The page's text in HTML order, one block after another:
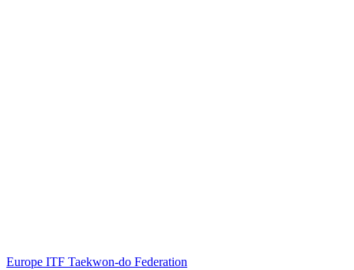
Europe ITF Taekwon-do Federation